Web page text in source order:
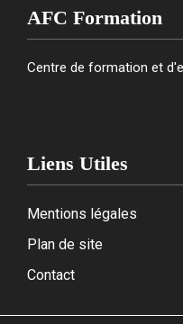
AFC Formation
Centre de formation et
Liens Utiles
Mentions légales
Plan de site
Contact